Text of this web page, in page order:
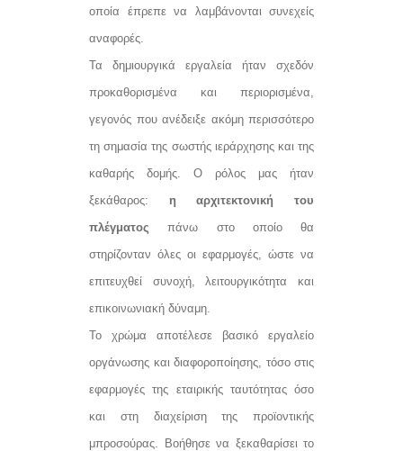
οποία έπρεπε να λαμβάνονται συνεχείς
αναφορές.
Τα δημιουργικά εργαλεία ήταν σχεδόν
προκαθορισμένα και περιορισμένα,
γεγονός που ανέδειξε ακόμη περισσότερο
τη σημασία της σωστής ιεράρχησης και της
καθαρής δομής. Ο ρόλος μας ήταν
ξεκάθαρος: η αρχιτεκτονική του
πλέγματος πάνω στο οποίο θα
στηρίζονταν όλες οι εφαρμογές, ώστε να
επιτευχθεί συνοχή, λειτουργικότητα και
επικοινωνιακή δύναμη.
Το χρώμα αποτέλεσε βασικό εργαλείο
οργάνωσης και διαφοροποίησης, τόσο στις
εφαρμογές της εταιρικής ταυτότητας όσο
και στη διαχείριση της προϊοντικής
μπροσούρας. Βοήθησε να ξεκαθαρίσει το